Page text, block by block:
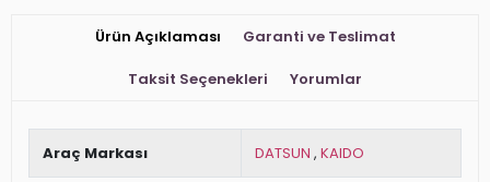
Ürün Açıklaması Garanti ve Teslimat
Taksit Seçenekleri Yorumlar
Araç Markası DATSUN , KAIDO